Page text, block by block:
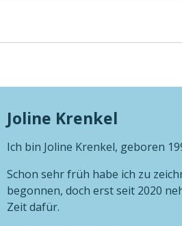
Joline Krenkel
Ich bin Joline Krenkel, geboren
Schon sehr früh habe ich zu
begonnen, doch erst seit 2020
Zeit dafür.